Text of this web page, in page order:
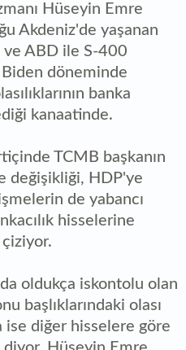
Hüseyin Emre
Akdeniz'de yaşanan
ABD ile S-400
döneminde
banka
kanaatinde.
TCMB başkanın
değişikliği, HDP'ye
de yabancı
hisselerine
çiziyor.
oldukça iskontolu olan
başlıklarındaki olası
ise diğer hisselere göre